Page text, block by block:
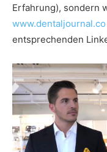
Erfahrung), sondern
www.dentaljournal.co
entsprechenden